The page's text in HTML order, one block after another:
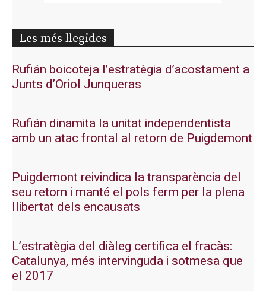
Les més llegides
Rufián boicoteja l’estratègia d’acostament a
Junts d’Oriol Junqueras
Rufián dinamita la unitat independentista
amb un atac frontal al retorn de Puigdemont
Puigdemont reivindica la transparència del
seu retorn i manté el pols ferm per la plena
llibertat dels encausats
L’estratègia del diàleg certifica el fracàs:
Catalunya, més intervinguda i sotmesa que
el 2017